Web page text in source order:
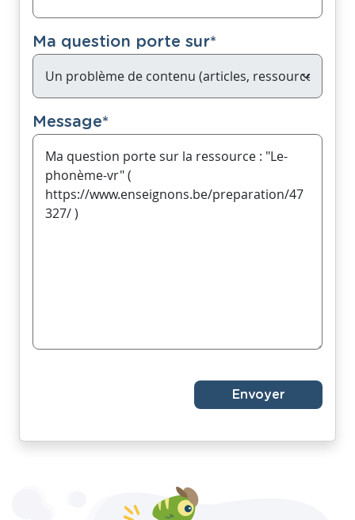
Ma question porte sur*
Message*
Envoyer